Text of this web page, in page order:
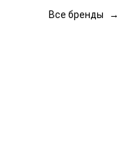
Все бренды